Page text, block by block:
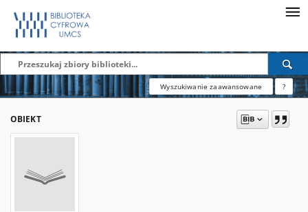
Wyszukiwanie zaawansowane ?
OBIEKT